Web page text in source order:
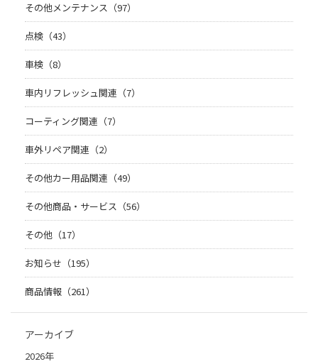
その他メンテナンス（97）
点検（43）
車検（8）
車内リフレッシュ関連（7）
コーティング関連（7）
車外リペア関連（2）
その他カー用品関連（49）
その他商品・サービス（56）
その他（17）
お知らせ（195）
商品情報（261）
アーカイブ
2026年